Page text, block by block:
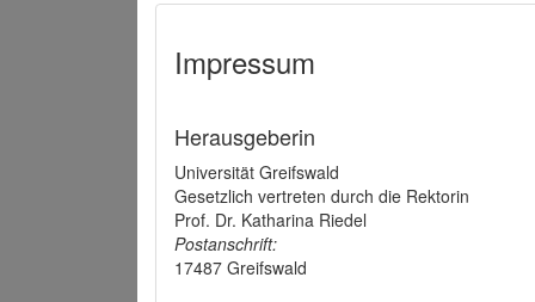
Impressum
Herausgeberin
Universität Greifswald
Gesetzlich vertreten durch die Rektorin
Prof. Dr. Katharina Riedel
Postanschrift:
17487 Greifswald